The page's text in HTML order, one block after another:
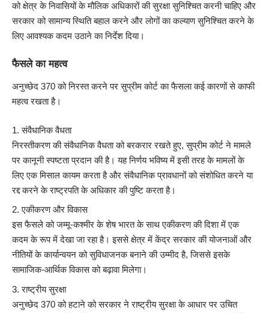
को क्षेत्र के निवासियों के मौलिक अधिकारों की सुरक्षा सुनिश्चित करनी चाहिए और
सरकार को सामान्य स्थिति बहाल करने और लोगों का कल्याण सुनिश्चित करने के
लिए आवश्यक कदम उठाने का निर्देश दिया।
फैसले का महत्व
अनुच्छेद 370 को निरस्त करने पर सुप्रीम कोर्ट का फैसला कई कारणों से काफी
महत्व रखता है।
संवैधानिक वैधता
निरस्तीकरण की संवैधानिक वैधता को बरकरार रखते हुए, सुप्रीम कोर्ट ने मामले
पर कानूनी स्पष्टता प्रदान की है। यह निर्णय भविष्य में इसी तरह के मामलों के
लिए एक मिसाल कायम करता है और संवैधानिक प्रावधानों को संशोधित करने या
रद्द करने के राष्ट्रपति के अधिकार की पुष्टि करता है।
एकीकरण और विकास
इस फैसले को जम्मू-कश्मीर के शेष भारत के साथ एकीकरण की दिशा में एक
कदम के रूप में देखा जा रहा है। इससे क्षेत्र में केंद्र सरकार की योजनाओं और
नीतियों के कार्यान्वयन को सुविधाजनक बनाने की उम्मीद है, जिससे इसके
सामाजिक-आर्थिक विकास को बढ़ावा मिलेगा।
राष्ट्रीय सुरक्षा
अनुच्छेद 370 को हटाने को सरकार ने राष्ट्रीय सुरक्षा के आधार पर उचित